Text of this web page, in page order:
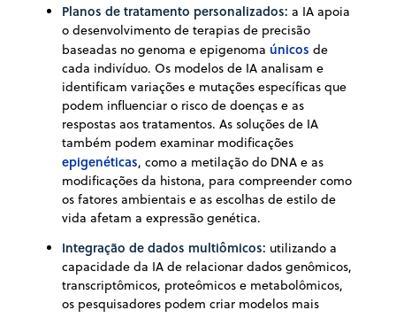
Planos de tratamento personalizados: a IA apoia
o desenvolvimento de terapias de precisão
baseadas no genoma e epigenoma únicos de
cada indivíduo. Os modelos de IA analisam e
identificam variações e mutações específicas que
podem influenciar o risco de doenças e as
respostas aos tratamentos. As soluções de IA
também podem examinar modificações
epigenéticas, como a metilação do DNA e as
modificações da histona, para compreender como
os fatores ambientais e as escolhas de estilo de
vida afetam a expressão genética.
Integração de dados multiômicos: utilizando a
capacidade da IA de relacionar dados genômicos,
transcriptômicos, proteômicos e metabolômicos,
os pesquisadores podem criar modelos mais